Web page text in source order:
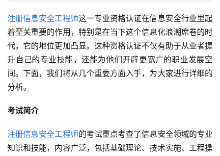
注册信息安全工程师这一专业资格认证在信息安全行业里起
着至关重要的作用，特别是在当下这个信息化浪潮席卷的时
代，它的地位更加凸显。这种资格认证不仅有助于从业者提
升自己的专业技能，还能为他们开辟更宽广的职业发展空
间。下面，我们将从几个重要方面入手，为大家进行详细的
分析。
考试简介
注册信息安全工程师的考试重点考查了信息安全领域的专业
知识和技能，内容广泛，包括基础理论、技术实施、工程操